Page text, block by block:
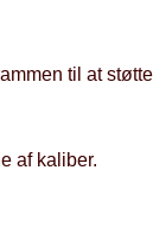
til at
af kaliber.